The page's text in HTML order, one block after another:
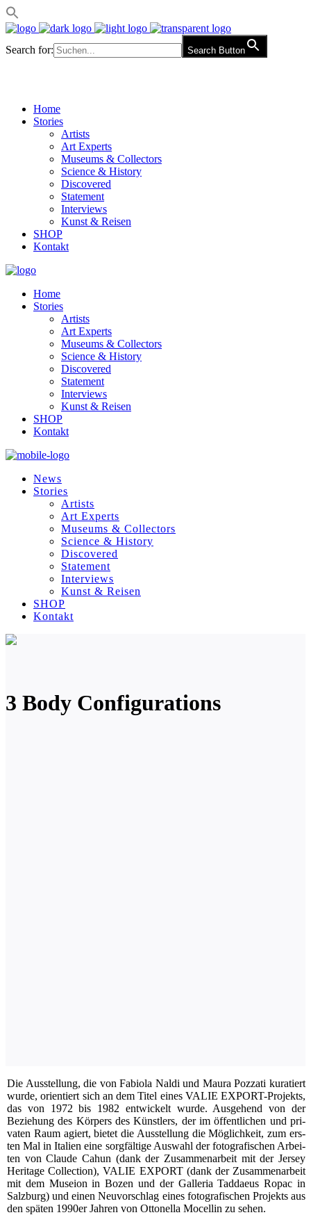
Search for: Search Button
Home
Stories
Artists
Art Experts
Museums & Collectors
Science & History
Discovered
Statement
Interviews
Kunst & Reisen
SHOP
Kontakt
Home
Stories
Artists
Art Experts
Museums & Collectors
Science & History
Discovered
Statement
Interviews
Kunst & Reisen
SHOP
Kontakt
News
Stories
Artists
Art Experts
Museums & Collectors
Science & History
Discovered
Statement
Interviews
Kunst & Reisen
SHOP
Kontakt
3 Body Configurations
Die Aus­stel­lung, die von Fabio­la Nal­di und Mau­ra Poz­za­ti kura­tiert
wur­de, ori­en­tiert sich an dem Titel eines VALIE EXPORT-Pro­jekts,
das von 1972 bis 1982 ent­wi­ckelt wur­de. Aus­ge­hend von der
Bezie­hung des Kör­pers des Künst­lers, der im öffent­li­chen und pri­
va­ten Raum agiert, bie­tet die Aus­stel­lung die Mög­lich­keit, zum ers­
ten Mal in Ita­li­en eine sorg­fäl­ti­ge Aus­wahl der foto­gra­fi­schen Arbei­
ten von Clau­de Cahun (dank der Zusam­men­ar­beit mit der Jer­sey
Heri­ta­ge Coll­ec­tion), VALIE EXPORT (dank der Zusam­men­ar­beit
mit dem Mus­ei­on in Bozen und der Gal­le­ria Tad­dae­us Ropac in
Salz­burg) und einen Neu­vor­schlag eines foto­gra­fi­schen Pro­jekts aus
den spä­ten 1990er Jah­ren von Otto­nella Mocel­lin zu sehen.